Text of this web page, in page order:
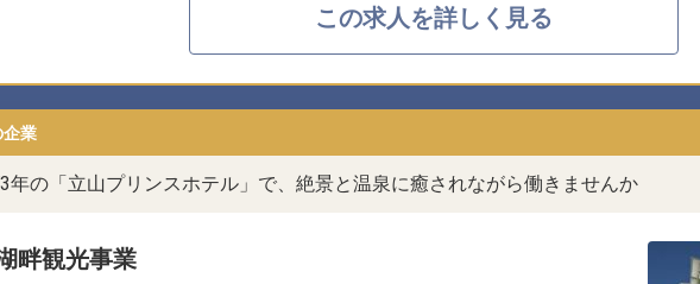
この求人を詳しく見る
企業
年の「立山プリンスホテル」で、絶景と温泉に癒されながら働きませんか
畔観光事業